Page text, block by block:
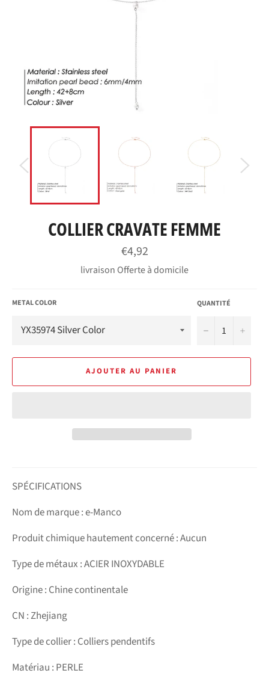
COLLIER CRAVATE FEMME
Prix
régulier
€4,92
livraison Offerte à domicile
METAL COLOR QUANTITÉ
− +
AJOUTER AU PANIER
SPÉCIFICATIONS
Nom de marque : e-Manco
Produit chimique hautement concerné : Aucun
Type de métaux : ACIER INOXYDABLE
Origine : Chine continentale
CN : Zhejiang
Type de collier : Colliers pendentifs
Matériau : PERLE